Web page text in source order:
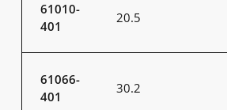
61010-
401
20.5
61066-
401
30.2